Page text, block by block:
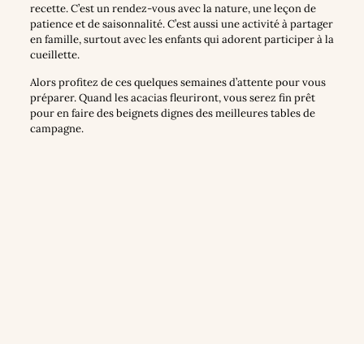
recette. C’est un rendez-vous avec la nature, une leçon de
patience et de saisonnalité. C’est aussi une activité à partager
en famille, surtout avec les enfants qui adorent participer à la
cueillette.
Alors profitez de ces quelques semaines d’attente pour vous
préparer. Quand les acacias fleuriront, vous serez fin prêt
pour en faire des beignets dignes des meilleures tables de
campagne.